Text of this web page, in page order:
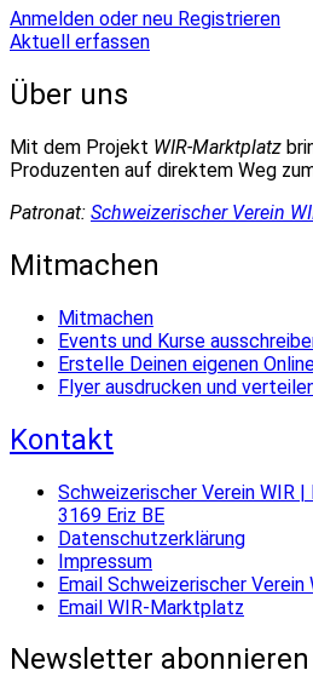
Anmelden oder neu Registrieren
Aktuell erfassen
Über uns
Mit dem Projekt WIR-Marktplatz
Produzenten auf direktem Weg
Patronat: Schweizerischer Verein
Mitmachen
Mitmachen
Events und Kurse
Erstelle Deinen eigenen
Flyer ausdrucken und
Kontakt
Schweizerischer Verein WIR
3169 Eriz BE
Datenschutzerklärung
Impressum
Email Schweizerischer Verein
Email WIR-Marktplatz
Newsletter abonnieren